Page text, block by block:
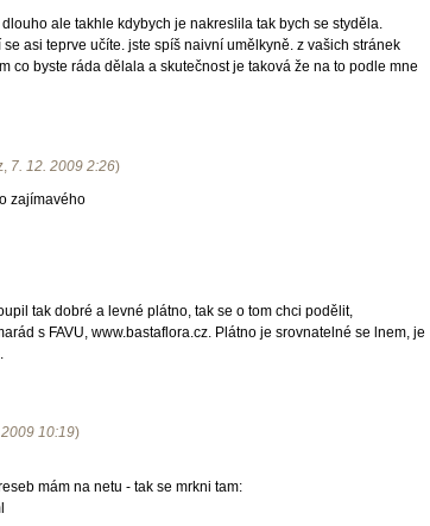
ale takhle kdybych je nakreslila tak bych se styděla.
asi teprve učíte. jste spíš naivní umělkyně. z vašich stránek
co byste ráda dělala a skutečnost je taková že na to podle mne
, 7. 12. 2009 2:26)
zajímavého
tak dobré a levné plátno, tak se o tom chci podělit,
s FAVU, www.bastaflora.cz. Plátno je srovnatelné se lnem, je
10:19)
mám na netu - tak se mrkni tam: